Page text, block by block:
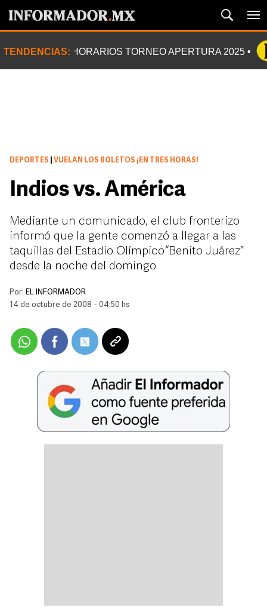
TENDENCIAS: HORARIOS TORNEO APERTURA 2025
DEPORTES VUELAN LOS BOLETOS ¡EN TRES HORAS!
Indios vs. América
Mediante un comunicado, el club fronterizo
informó que la gente comenzó a llegar a las
taquillas del Estadio Olímpico “Benito Juárez”
desde la noche del domingo
Por: EL INFORMADOR
14 de octubre de 2008 - 04:50 hs